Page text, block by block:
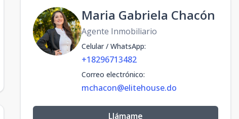
Maria Gabriela Chacón
Agente Inmobiliario
Celular / WhatsApp:
+18296713482
Correo electrónico:
mchacon@elitehouse.do
Llámame